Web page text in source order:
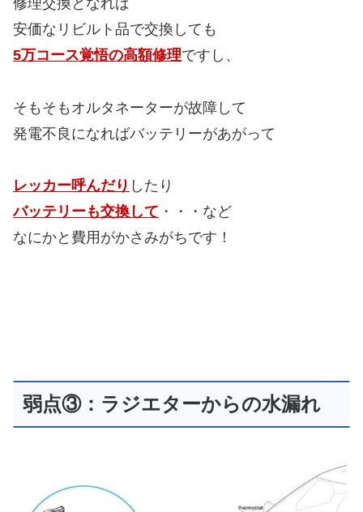
修理交換となれば
安価なリビルト品で交換しても
5万コース覚悟の高額修理ですし、
そもそもオルタネーターが故障して
発電不良になればバッテリーがあがって
レッカー呼んだり したり
バッテリーも交換して ・・・など
なにかと費用がかさみがちです！
弱点③：ラジエターからの水漏れ